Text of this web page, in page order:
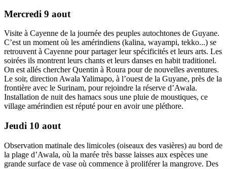
Mercredi 9 aout
Visite à Cayenne de la journée des peuples autochtones de Guyane.
C’est un moment où les amérindiens (kalina, wayampi, tekko...) se
retrouvent à Cayenne pour partager leur spécificités et leurs arts. Les
soirées ils montrent leurs chants et leurs danses en habit traditionel.
On est allés chercher Quentin à Roura pour de nouvelles aventures.
Le soir, direction Awala Yalimapo, à l’ouest de la Guyane, près de la
frontière avec le Surinam, pour rejoindre la réserve d’Awala.
Installation de nuit des hamacs sous une pluie de moustiques, ce
village amérindien est réputé pour en avoir une pléthore.
Jeudi 10 aout
Observation matinale des limicoles (oiseaux des vasières) au bord de
la plage d’Awala, où la marée très basse laisses aux espèces une
grande surface de vase où commence à proliférer la mangrove. Des